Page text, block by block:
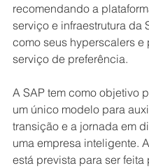
recomendando a
serviço e infraestrutura da
como seus hyperscalers e
serviço de preferência.
A SAP tem como objetivo
um único modelo para
transição e a jornada em
uma empresa inteligente.
está prevista para ser feita